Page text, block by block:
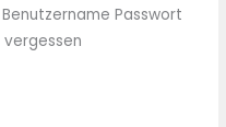
Passwort